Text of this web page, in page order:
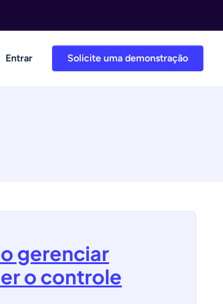
Solicite uma demonstração
Entrar
gerenciar
o controle